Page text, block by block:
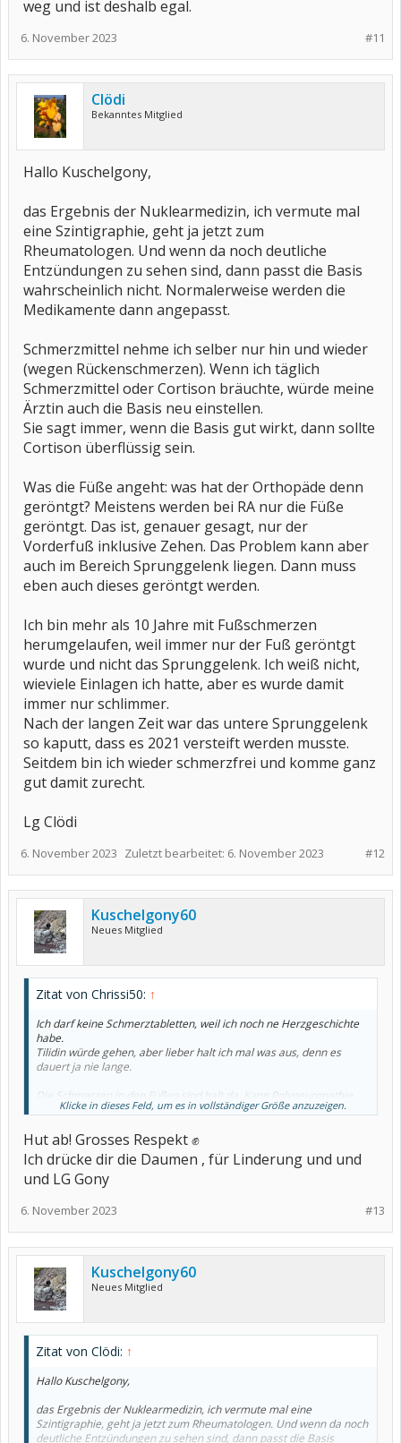
weg und ist deshalb egal.
#11
6. November 2023
Clödi
Bekanntes Mitglied
Hallo Kuschelgony,
das Ergebnis der Nuklearmedizin, ich vermute mal
eine Szintigraphie, geht ja jetzt zum
Rheumatologen. Und wenn da noch deutliche
Entzündungen zu sehen sind, dann passt die Basis
wahrscheinlich nicht. Normalerweise werden die
Medikamente dann angepasst.
Schmerzmittel nehme ich selber nur hin und wieder
(wegen Rückenschmerzen). Wenn ich täglich
Schmerzmittel oder Cortison bräuchte, würde meine
Ärztin auch die Basis neu einstellen.
Sie sagt immer, wenn die Basis gut wirkt, dann sollte
Cortison überflüssig sein.
Was die Füße angeht: was hat der Orthopäde denn
geröntgt? Meistens werden bei RA nur die Füße
geröntgt. Das ist, genauer gesagt, nur der
Vorderfuß inklusive Zehen. Das Problem kann aber
auch im Bereich Sprunggelenk liegen. Dann muss
eben auch dieses geröntgt werden.
Ich bin mehr als 10 Jahre mit Fußschmerzen
herumgelaufen, weil immer nur der Fuß geröntgt
wurde und nicht das Sprunggelenk. Ich weiß nicht,
wieviele Einlagen ich hatte, aber es wurde damit
immer nur schlimmer.
Nach der langen Zeit war das untere Sprunggelenk
so kaputt, dass es 2021 versteift werden musste.
Seitdem bin ich wieder schmerzfrei und komme ganz
gut damit zurecht.
Lg Clödi
#12
6. November 2023 Zuletzt bearbeitet: 6. November 2023
Kuschelgony60
Neues Mitglied
Zitat von Chrissi50: ↑
Ich darf keine Schmerztabletten, weil ich noch ne Herzgeschichte
habe.
Tilidin würde gehen, aber lieber halt ich mal was aus, denn es
dauert ja nie lange.
Die Schmerzen in den Füßen sind halt da. Kann Polyneuropathie
sein, aber sei egal, solange es wieder weg geht.
Haut, sodass ich die Hände nicht ganz aufmachen kann, aber auch
das geht immer wieder weg und ist deshalb egal.
Klicke in dieses Feld, um es in vollständiger Größe anzuzeigen.
Hut ab! Grosses Respekt ✊
Ich drücke dir die Daumen , für Linderung und und
und LG Gony
#13
6. November 2023
Kuschelgony60
Neues Mitglied
Zitat von Clödi: ↑
Hallo Kuschelgony,
das Ergebnis der Nuklearmedizin, ich vermute mal eine
Szintigraphie, geht ja jetzt zum Rheumatologen. Und wenn da noch
deutliche Entzündungen zu sehen sind, dann passt die Basis